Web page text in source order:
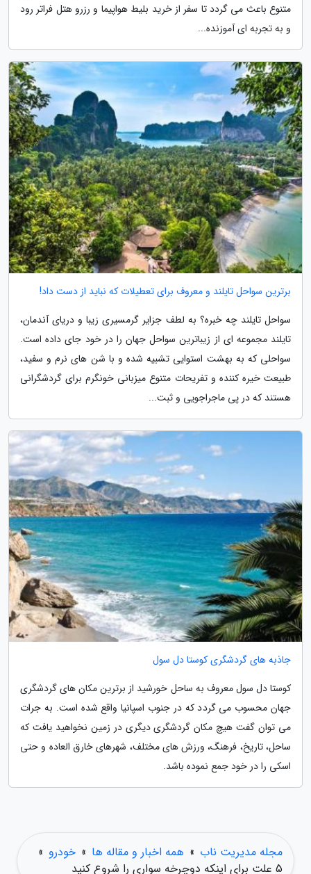
متنوع باعث می گردد تا سفر از خرید بلیط هواپیما و رزرو هتل فراتر رود
و به تجربه ای آموزنده...
برترین سواحل تایلند و معروف برای تعطیلات که نباید از دست داد!
سواحل تایلند چه خبره؟ به لطف جزایر گرمسیری زیبا و دریای آندمان،
تایلند مجموعه ای از زیباترین سواحل جهان را در خود جای داده است.
سواحلی که به بهشت استوایی تشبیه شده و با شن های نرم و سفید،
طبیعت خیره کننده و تفریحات متنوع میزبانی خونگرم برای گردشگرانی
هستند که در پی ماجراجویی و ثبت...
جاذبه های گردشگری کوستا دل سول
کوستا دل سول معروف به ساحل خورشید از برترین مکان های گردشگری
جهان محسوب می گردد که در جنوب اسپانیا واقع شده است. به جرات
می توان گفت هیچ مکان گردشگری دیگری در زمین نخواهید یافت که
ساحل، تاریخ، فرهنگ، ورزش های مختلف، شهرهای خارق العاده و حتی
اسکی را در خود جمع نموده باشد.
مجله مدیریت ناب » همه اخبار و مقاله ها » خودرو »
5 علت برای اینکه دوچرخه سواری را شروع کنید